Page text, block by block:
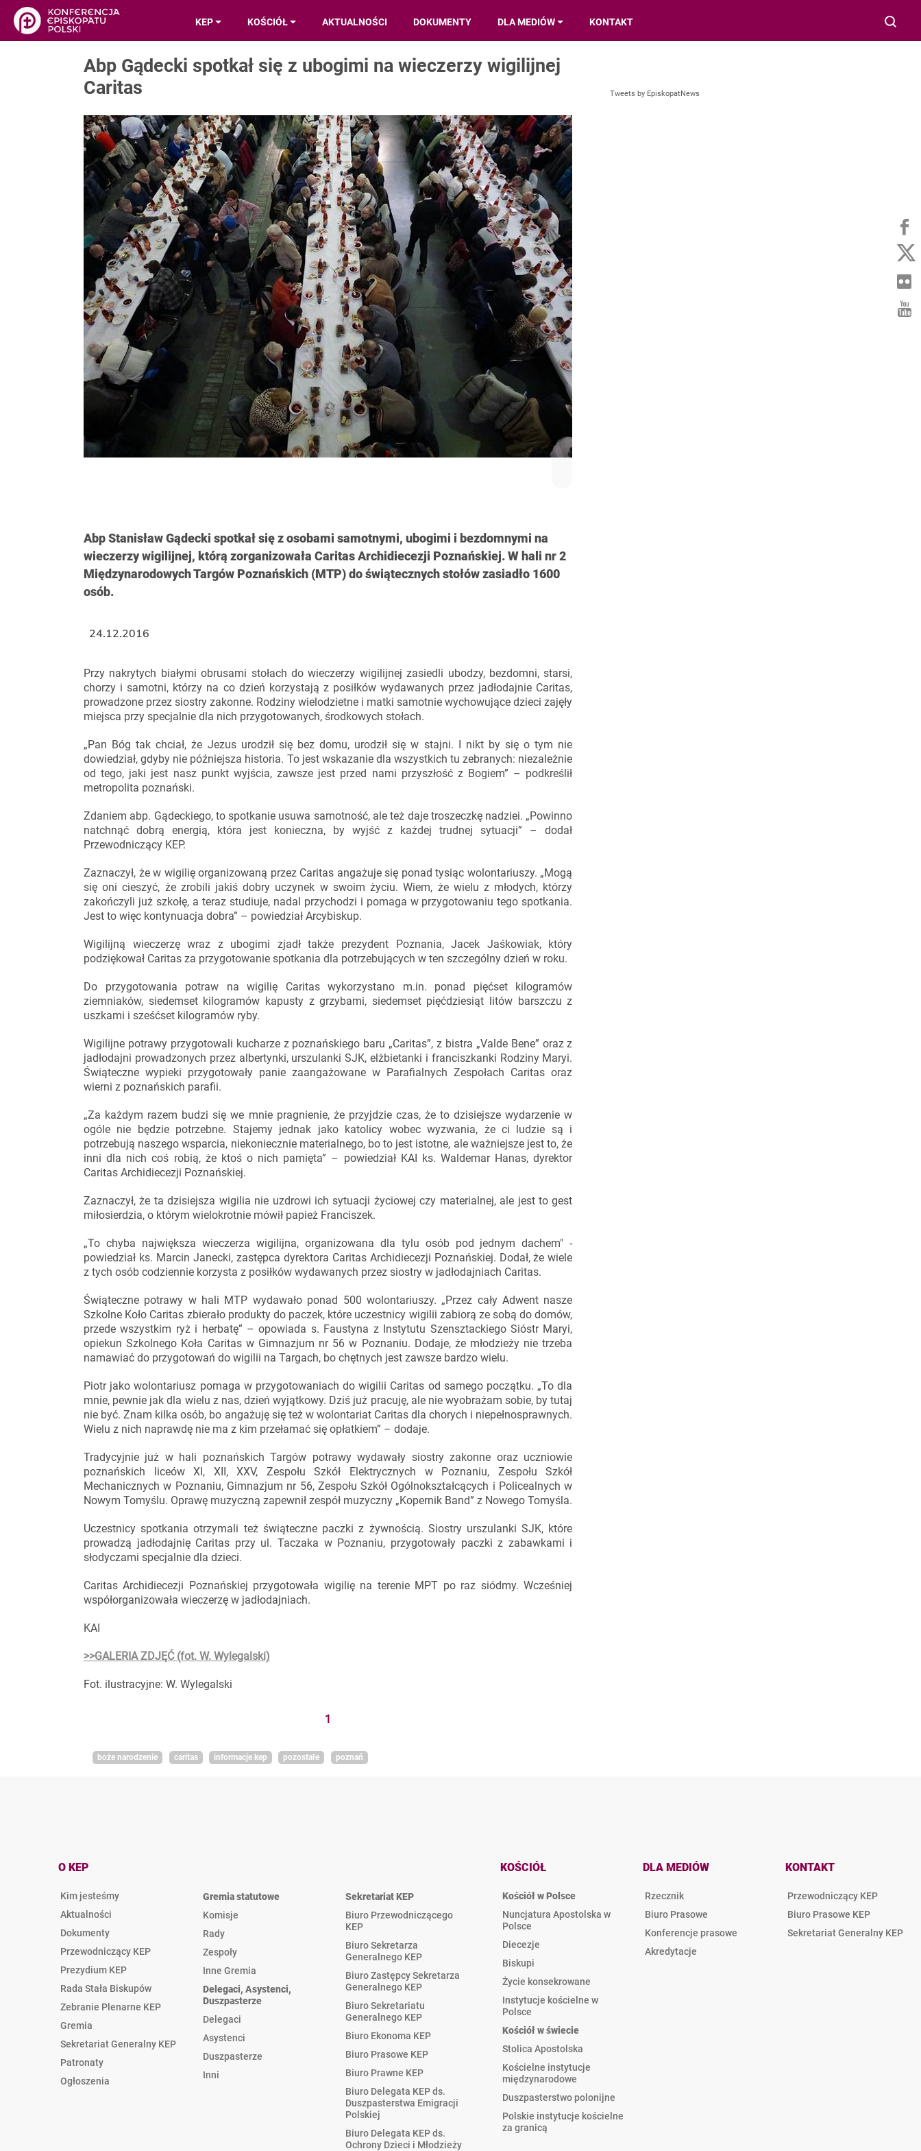
KEP KOŚCIÓŁ AKTUALNOŚCI DOKUMENTY DLA MEDIÓW KONTAKT
Abp Gądecki spotkał się z ubogimi na wieczerzy wigilijnej
Caritas
Abp Stanisław Gądecki spotkał się z osobami samotnymi, ubogimi i bezdomnymi na
wieczerzy wigilijnej, którą zorganizowała Caritas Archidiecezji Poznańskiej. W hali nr 2
Międzynarodowych Targów Poznańskich (MTP) do świątecznych stołów zasiadło 1600
osób.
Przy nakrytych białymi obrusami stołach do wieczerzy wigilijnej zasiedli ubodzy, bezdomni, starsi,
chorzy i samotni, którzy na co dzień korzystają z posiłków wydawanych przez jadłodajnie Caritas,
prowadzone przez siostry zakonne. Rodziny wielodzietne i matki samotnie wychowujące dzieci zajęły
miejsca przy specjalnie dla nich przygotowanych, środkowych stołach.
„Pan Bóg tak chciał, że Jezus urodził się bez domu, urodził się w stajni. I nikt by się o tym nie
dowiedział, gdyby nie późniejsza historia. To jest wskazanie dla wszystkich tu zebranych: niezależnie
od tego, jaki jest nasz punkt wyjścia, zawsze jest przed nami przyszłość z Bogiem” – podkreślił
metropolita poznański.
Zdaniem abp. Gądeckiego, to spotkanie usuwa samotność, ale też daje troszeczkę nadziei. „Powinno
natchnąć dobrą energią, która jest konieczna, by wyjść z każdej trudnej sytuacji” – dodał
Przewodniczący KEP.
Zaznaczył, że w wigilię organizowaną przez Caritas angażuje się ponad tysiąc wolontariuszy. „Mogą
się oni cieszyć, że zrobili jakiś dobry uczynek w swoim życiu. Wiem, że wielu z młodych, którzy
zakończyli już szkołę, a teraz studiuje, nadal przychodzi i pomaga w przygotowaniu tego spotkania.
Jest to więc kontynuacja dobra” – powiedział Arcybiskup.
Wigilijną wieczerzę wraz z ubogimi zjadł także prezydent Poznania, Jacek Jaśkowiak, który
podziękował Caritas za przygotowanie spotkania dla potrzebujących w ten szczególny dzień w roku.
Do przygotowania potraw na wigilię Caritas wykorzystano m.in. ponad pięćset kilogramów
ziemniaków, siedemset kilogramów kapusty z grzybami, siedemset pięćdziesiąt litów barszczu z
uszkami i sześćset kilogramów ryby.
Wigilijne potrawy przygotowali kucharze z poznańskiego baru „Caritas”, z bistra „Valde Bene” oraz z
jadłodajni prowadzonych przez albertynki, urszulanki SJK, elżbietanki i franciszkanki Rodziny Maryi.
Świąteczne wypieki przygotowały panie zaangażowane w Parafialnych Zespołach Caritas oraz
wierni z poznańskich parafii.
„Za każdym razem budzi się we mnie pragnienie, że przyjdzie czas, że to dzisiejsze wydarzenie w
ogóle nie będzie potrzebne. Stajemy jednak jako katolicy wobec wyzwania, że ci ludzie są i
potrzebują naszego wsparcia, niekoniecznie materialnego, bo to jest istotne, ale ważniejsze jest to, że
inni dla nich coś robią, że ktoś o nich pamięta” – powiedział KAI ks. Waldemar Hanas, dyrektor
Caritas Archidiecezji Poznańskiej.
Zaznaczył, że ta dzisiejsza wigilia nie uzdrowi ich sytuacji życiowej czy materialnej, ale jest to gest
miłosierdzia, o którym wielokrotnie mówił papież Franciszek.
„To chyba największa wieczerza wigilijna, organizowana dla tylu osób pod jednym dachem" -
powiedział ks. Marcin Janecki, zastępca dyrektora Caritas Archidiecezji Poznańskiej. Dodał, że wiele
z tych osób codziennie korzysta z posiłków wydawanych przez siostry w jadłodajniach Caritas.
Świąteczne potrawy w hali MTP wydawało ponad 500 wolontariuszy. „Przez cały Adwent nasze
Szkolne Koło Caritas zbierało produkty do paczek, które uczestnicy wigilii zabiorą ze sobą do domów,
przede wszystkim ryż i herbatę” – opowiada s. Faustyna z Instytutu Szensztackiego Sióstr Maryi,
opiekun Szkolnego Koła Caritas w Gimnazjum nr 56 w Poznaniu. Dodaje, że młodzieży nie trzeba
namawiać do przygotowań do wigilii na Targach, bo chętnych jest zawsze bardzo wielu.
Piotr jako wolontariusz pomaga w przygotowaniach do wigilii Caritas od samego początku. „To dla
mnie, pewnie jak dla wielu z nas, dzień wyjątkowy. Dziś już pracuję, ale nie wyobrażam sobie, by tutaj
nie być. Znam kilka osób, bo angażuję się też w wolontariat Caritas dla chorych i niepełnosprawnych.
Wielu z nich naprawdę nie ma z kim przełamać się opłatkiem” – dodaje.
Tradycyjnie już w hali poznańskich Targów potrawy wydawały siostry zakonne oraz uczniowie
poznańskich liceów XI, XII, XXV, Zespołu Szkół Elektrycznych w Poznaniu, Zespołu Szkół
Mechanicznych w Poznaniu, Gimnazjum nr 56, Zespołu Szkół Ogólnokształcących i Policealnych w
Nowym Tomyślu. Oprawę muzyczną zapewnił zespół muzyczny „Kopernik Band” z Nowego Tomyśla.
Uczestnicy spotkania otrzymali też świąteczne paczki z żywnością. Siostry urszulanki SJK, które
prowadzą jadłodajnię Caritas przy ul. Taczaka w Poznaniu, przygotowały paczki z zabawkami i
słodyczami specjalnie dla dzieci.
Caritas Archidiecezji Poznańskiej przygotowała wigilię na terenie MPT po raz siódmy. Wcześniej
współorganizowała wieczerzę w jadłodajniach.
KAI
>>GALERIA ZDJĘĆ (fot. W. Wylegalski)
Fot. ilustracyjne: W. Wylegalski
1
24.12.2016
boże narodzenie caritas informacje kep pozostałe poznań
Tweets by EpiskopatNews
O KEP
Kim jesteśmy
Aktualności
Dokumenty
Przewodniczący KEP
Prezydium KEP
Rada Stała Biskupów
Zebranie Plenarne KEP
Gremia
Sekretariat Generalny KEP
Patronaty
Ogłoszenia
Gremia statutowe
Komisje
Rady
Zespoły
Inne Gremia
Delegaci, Asystenci,
Duszpasterze
Delegaci
Asystenci
Duszpasterze
Inni
Sekretariat KEP
Biuro Przewodniczącego
KEP
Biuro Sekretarza
Generalnego KEP
Biuro Zastępcy Sekretarza
Generalnego KEP
Biuro Sekretariatu
Generalnego KEP
Biuro Ekonoma KEP
Biuro Prasowe KEP
Biuro Prawne KEP
Biuro Delegata KEP ds.
Duszpasterstwa Emigracji
Polskiej
Biuro Delegata KEP ds.
Ochrony Dzieci i Młodzieży
KOŚCIÓŁ
Kościół w Polsce
Nuncjatura Apostolska w
Polsce
Diecezje
Biskupi
Życie konsekrowane
Instytucje kościelne w
Polsce
Kościół w świecie
Stolica Apostolska
Kościelne instytucje
międzynarodowe
Duszpasterstwo polonijne
Polskie instytucje kościelne
za granicą
DLA MEDIÓW
Rzecznik
Biuro Prasowe
Konferencje prasowe
Akredytacje
KONTAKT
Przewodniczący KEP
Biuro Prasowe KEP
Sekretariat Generalny KEP